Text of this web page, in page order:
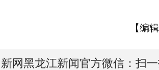
【编
网黑龙江新闻官方微信：扫